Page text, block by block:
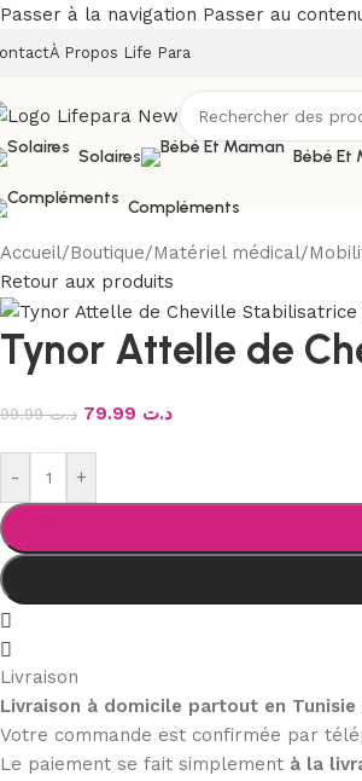
Passer à la navigation Passer au
À Propos Life Para
Solaires
Bébé Et
Compléments
Accueil/Boutique/Matériel médical/
Retour aux produits
Tynor Attelle de
د.ت99.99 د.ت
- +
Livraison
Livraison à domicile partout en Tunisie
Votre commande est confirmée par
Le paiement se fait simplement à la